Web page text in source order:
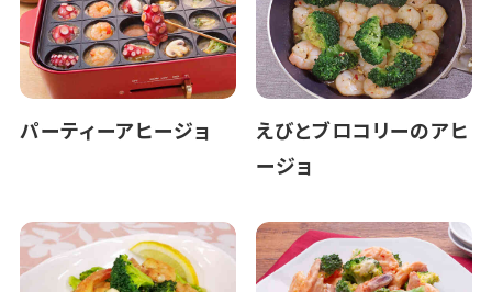
パーティーアヒージョ
えびとブロコリーのアヒ
ージョ